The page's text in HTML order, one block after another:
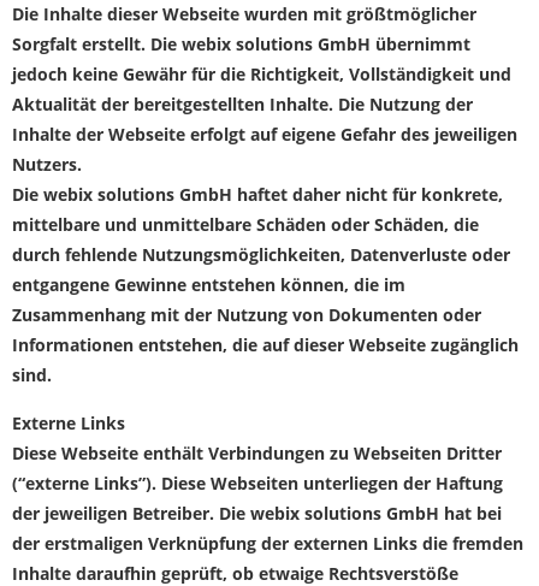
Die Inhalte dieser Webseite wurden mit größtmöglicher
Sorgfalt erstellt. Die webix solutions GmbH übernimmt
jedoch keine Gewähr für die Richtigkeit, Vollständigkeit und
Aktualität der bereitgestellten Inhalte. Die Nutzung der
Inhalte der Webseite erfolgt auf eigene Gefahr des jeweiligen
Nutzers.
Die webix solutions GmbH haftet daher nicht für konkrete,
mittelbare und unmittelbare Schäden oder Schäden, die
durch fehlende Nutzungsmöglichkeiten, Datenverluste oder
entgangene Gewinne entstehen können, die im
Zusammenhang mit der Nutzung von Dokumenten oder
Informationen entstehen, die auf dieser Webseite zugänglich
sind.
Externe Links
Diese Webseite enthält Verbindungen zu Webseiten Dritter
(“externe Links”). Diese Webseiten unterliegen der Haftung
der jeweiligen Betreiber. Die webix solutions GmbH hat bei
der erstmaligen Verknüpfung der externen Links die fremden
Inhalte daraufhin geprüft, ob etwaige Rechtsverstöße